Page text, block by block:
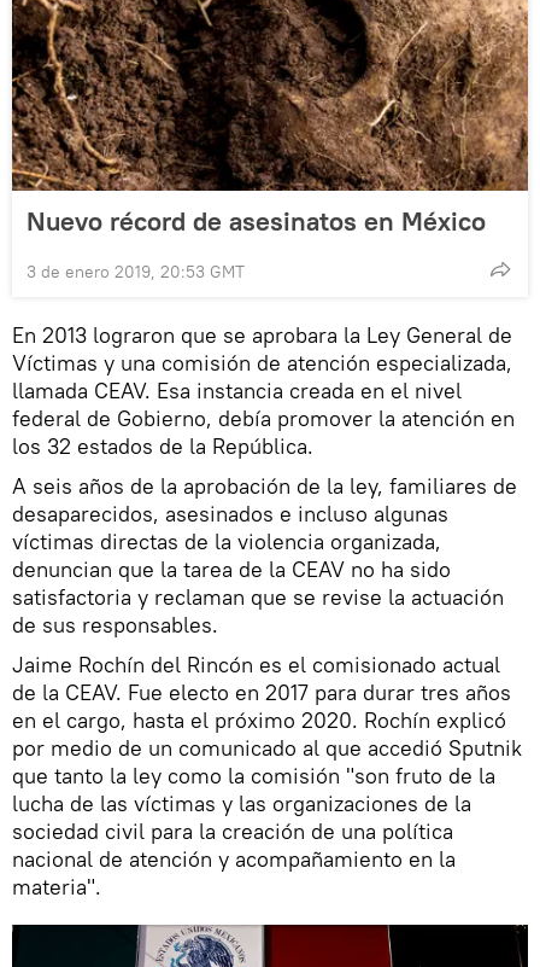
Nuevo récord de asesinatos en México
3 de enero 2019, 20:53 GMT
En 2013 lograron que se aprobara la Ley General de
Víctimas y una comisión de atención especializada,
llamada CEAV. Esa instancia creada en el nivel
federal de Gobierno, debía promover la atención en
los 32 estados de la República.
A seis años de la aprobación de la ley, familiares de
desaparecidos, asesinados e incluso algunas
víctimas directas de la violencia organizada,
denuncian que la tarea de la CEAV no ha sido
satisfactoria y reclaman que se revise la actuación
de sus responsables.
Jaime Rochín del Rincón es el comisionado actual
de la CEAV. Fue electo en 2017 para durar tres años
en el cargo, hasta el próximo 2020. Rochín explicó
por medio de un comunicado al que accedió Sputnik
que tanto la ley como la comisión "son fruto de la
lucha de las víctimas y las organizaciones de la
sociedad civil para la creación de una política
nacional de atención y acompañamiento en la
materia".